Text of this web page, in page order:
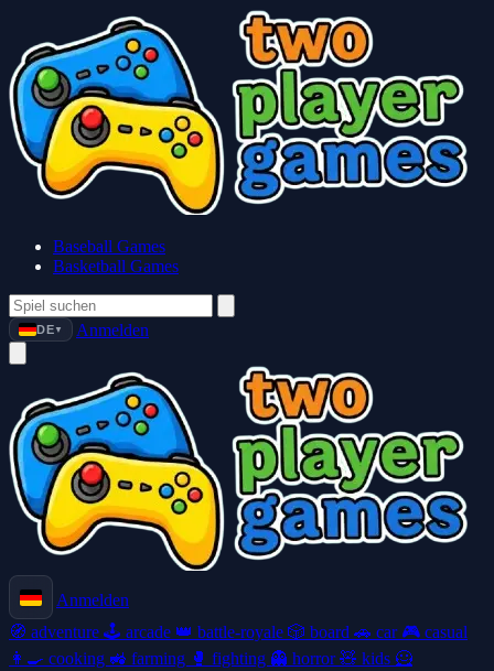
Baseball Games
Basketball Games
DE ▼ Anmelden
Anmelden
🧭 adventure 🕹️ arcade 👑 battle-royale 🎲 board 🚗 car 🎮 casual
👩‍🍳 cooking 🚜 farming 🥊 fighting 👻 horror🧸 kids 🦸